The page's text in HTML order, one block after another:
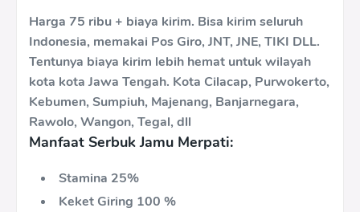
Harga 75 ribu + biaya kirim. Bisa kirim seluruh
Indonesia, memakai Pos Giro, JNT, JNE, TIKI DLL.
Tentunya biaya kirim lebih hemat untuk wilayah
kota kota Jawa Tengah. Kota Cilacap, Purwokerto,
Kebumen, Sumpiuh, Majenang, Banjarnegara,
Rawolo, Wangon, Tegal, dll
Manfaat Serbuk Jamu Merpati:
Stamina 25%
Keket Giring 100 %